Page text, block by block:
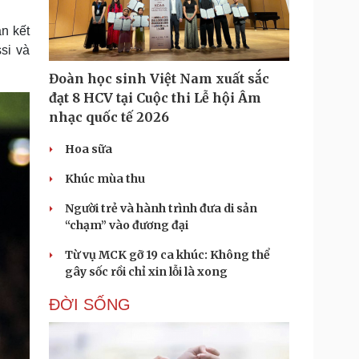
Doanh nghiệp 24h
nhân
Vì cộng đồng
Tin Công nghệ
Trải nghiệm
Chuyển đổi số
Tour
check-in
Podcast
Câu chuyện thời sự
Đọc truyện đêm khuya
kết
và
Đoàn học sinh Việt Nam xuất sắc
đạt 8 HCV tại Cuộc thi Lễ hội Âm
nhạc quốc tế 2026
Hoa sữa
Khúc mùa thu
Người trẻ và hành trình đưa di sản
“chạm” vào đương đại
Từ vụ MCK gỡ 19 ca khúc: Không thể
gây sốc rồi chỉ xin lỗi là xong
ĐỜI SỐNG